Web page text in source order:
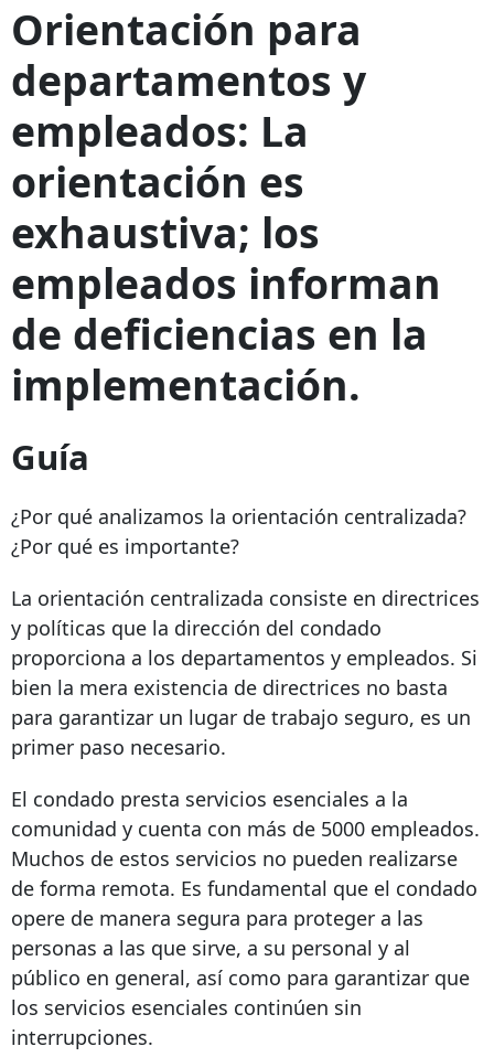
Orientación para
departamentos y
empleados: La
orientación es
exhaustiva; los
empleados informan
de deficiencias en la
implementación.
Guía
¿Por qué analizamos la orientación centralizada?
¿Por qué es importante?
La orientación centralizada consiste en directrices
y políticas que la dirección del condado
proporciona a los departamentos y empleados. Si
bien la mera existencia de directrices no basta
para garantizar un lugar de trabajo seguro, es un
primer paso necesario.
El condado presta servicios esenciales a la
comunidad y cuenta con más de 5000 empleados.
Muchos de estos servicios no pueden realizarse
de forma remota. Es fundamental que el condado
opere de manera segura para proteger a las
personas a las que sirve, a su personal y al
público en general, así como para garantizar que
los servicios esenciales continúen sin
interrupciones.